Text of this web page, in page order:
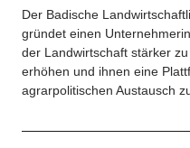
Der Badische
gründet einen
der Landwirtschaft stärker
erhöhen und ihnen eine
agrarpolitischen Austausch